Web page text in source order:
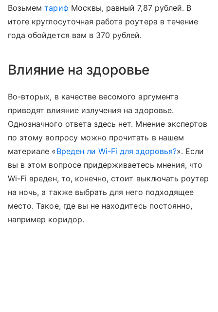
Возьмемтариф Москвы, равный 7,87 рублей. В
итоге круглосуточная работа роутера в течение
года обойдется вам в 370 рублей.
Влияние на здоровье
Во-вторых, в качестве весомого аргумента
приводят влияние излучения на здоровье.
Однозначного ответа здесь нет. Мнение экспертов
по этому вопросу можно прочитать в нашем
материале «Вреден ли Wi-Fi для здоровья?». Если
вы в этом вопросе придерживаетесь мнения, что
Wi-Fi вреден, то, конечно, стоит выключать роутер
на ночь, а также выбрать для него подходящее
место. Такое, где вы не находитесь постоянно,
например коридор.